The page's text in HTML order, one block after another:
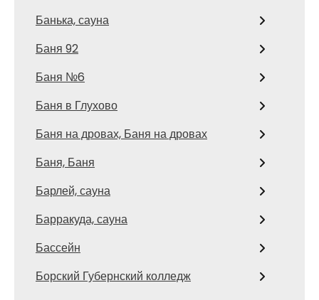
Банька, сауна
Баня 92
Баня №6
Баня в Глухово
Баня на дровах, Баня на дровах
Баня, Баня
Барлей, сауна
Барракуда, сауна
Бассейн
Борский Губернский колледж